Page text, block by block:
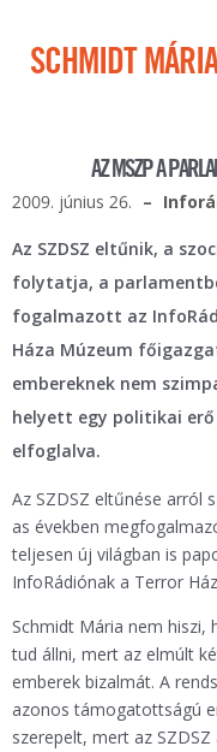
SCHMIDT MÁRIA
AZ MSZP A
2009. június 26.
Az SZDSZ eltűnik, a
folytatja, a
fogalmazott az
Háza Múzeum
embereknek nem
helyett egy politikai
elfoglalva.
Az SZDSZ eltűnése arról
as években
teljesen új világban is
InfoRádiónak a Terror
Schmidt Mária nem hiszi,
tud állni, mert az elmúlt
emberek bizalmát. A
azonos támogatottságú
szerepelt, mert az